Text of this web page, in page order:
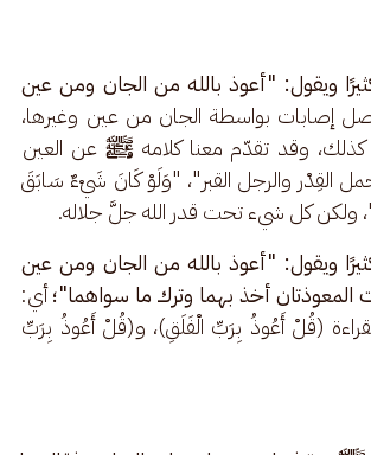
ويقول: "أعوذ بالله من الجان ومن عين
إصابات بواسطة الجان من عين وغيرها،
وقد تقدّم معنا كلامه ﷺ عن العين
القِدْر والرجل القبر"، "وَلَوْ كَانَ شَيْءٌ سَابَقَ
ولكن كل شيء تحت قدر الله جلَّ جلاله.
ويقول: "أعوذ بالله من الجان ومن عين
المعوذتان أخذ بهما وترك ما سواهما"؛ أي:
(قُلْ أَعُوذُ بِرَبِّ الْفَلَقِ)، و(قُلْ أَعُوذُ بِرَبِّ